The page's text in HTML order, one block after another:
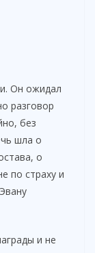
Он ожидал
разговор
без
шла о
о
по страху и
и не